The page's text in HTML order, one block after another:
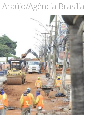
Agência Brasília